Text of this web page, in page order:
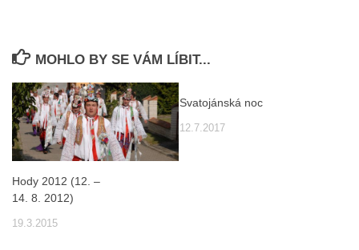
MOHLO BY SE VÁM LÍBIT...
Hody 2012 (12. –
14. 8. 2012)
19.3.2015
Svatojánská noc
12.7.2017